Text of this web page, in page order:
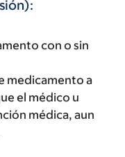
con o sin
medicamento a
el médico u
médica, aun